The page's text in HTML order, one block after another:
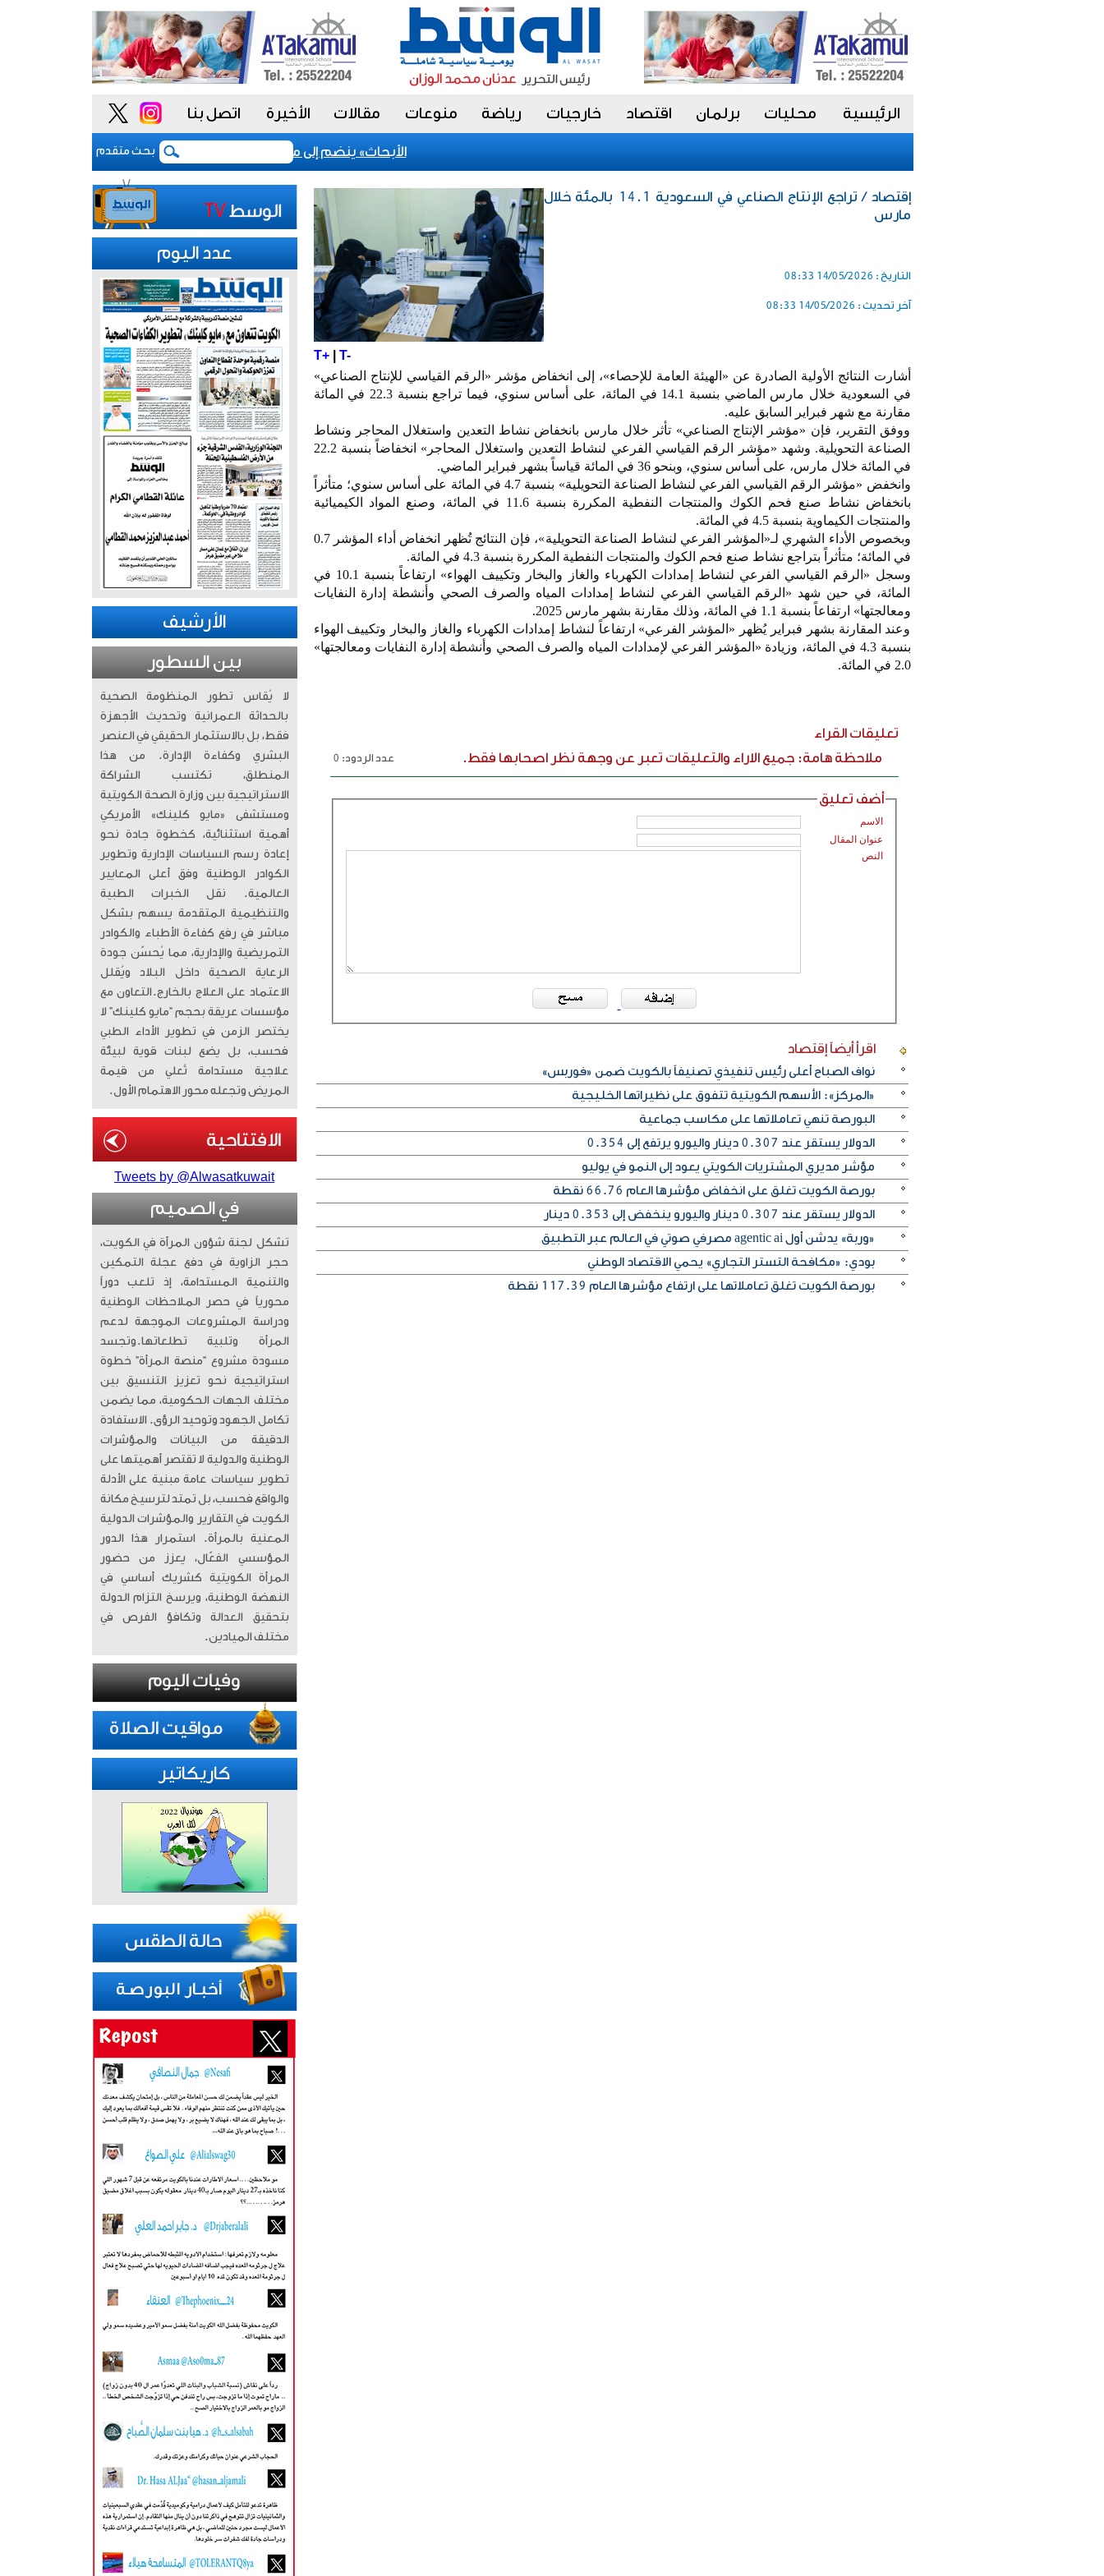
الرئيسية محليات برلمان اقتصاد خارجيات رياضة منوعات مقالات الأخيرة اتصل بنا
بحث متقدم
«الأبحاث» ينضم إلى مشروع «أداء» للسلوك الوظيفي لتعزيز «النزاهة
إقتصاد / تراجع الإنتاج الصناعي في السعودية 14.1 بالمئة خلال
مارس
التاريخ : 14/05/2026 08:33
آخر تحديث : 14/05/2026 08:33
T+| T-
أشارت النتائج الأولية الصادرة عن «الهيئة العامة للإحصاء»، إلى انخفاض مؤشر «الرقم القياسي للإنتاج الصناعي»
في السعودية خلال مارس الماضي بنسبة 14.1 في المائة، على أساس سنوي، فيما تراجع بنسبة 22.3 في المائة
مقارنة مع شهر فبراير السابق عليه.
ووفق التقرير، فإن «مؤشر الإنتاج الصناعي» تأثر خلال مارس بانخفاض نشاط التعدين واستغلال المحاجر ونشاط
الصناعة التحويلية. وشهد «مؤشر الرقم القياسي الفرعي لنشاط التعدين واستغلال المحاجر» انخفاضاً بنسبة 22.2
في المائة خلال مارس، على أساس سنوي، وبنحو 36 في المائة قياساً بشهر فبراير الماضي.
وانخفض «مؤشر الرقم القياسي الفرعي لنشاط الصناعة التحويلية» بنسبة 4.7 في المائة على أساس سنوي؛ متأثراً
بانخفاض نشاط صنع فحم الكوك والمنتجات النفطية المكررة بنسبة 11.6 في المائة، وصنع المواد الكيميائية
والمنتجات الكيماوية بنسبة 4.5 في المائة.
وبخصوص الأداء الشهري لـ«المؤشر الفرعي لنشاط الصناعة التحويلية»، فإن النتائج تُظهر انخفاض أداء المؤشر 0.7
في المائة؛ متأثراً بتراجع نشاط صنع فحم الكوك والمنتجات النفطية المكررة بنسبة 4.3 في المائة.
وسجل «الرقم القياسي الفرعي لنشاط إمدادات الكهرباء والغاز والبخار وتكييف الهواء» ارتفاعاً بنسبة 10.1 في
المائة، في حين شهد «الرقم القياسي الفرعي لنشاط إمدادات المياه والصرف الصحي وأنشطة إدارة النفايات
ومعالجتها» ارتفاعاً بنسبة 1.1 في المائة، وذلك مقارنة بشهر مارس 2025.
وعند المقارنة بشهر فبراير يُظهر «المؤشر الفرعي» ارتفاعاً لنشاط إمدادات الكهرباء والغاز والبخار وتكييف الهواء
بنسبة 4.3 في المائة، وزيادة «المؤشر الفرعي لإمدادات المياه والصرف الصحي وأنشطة إدارة النفايات ومعالجتها»
2.0 في المائة.
تعليقات القراء
ملاحظة هامة: جميع الاراء والتعليقات تعبر عن وجهة نظر اصحابها فقط.
عدد الردود: 0
أضف تعليق
الاسم
عنوان المقال
النص
اقرأ أيضاًإقتصاد
نواف الصباح أعلى رئيس تنفيذي تصنيفاً بالكويت ضمن «فوربس»
«المركز»: الأسهم الكويتية تتفوق على نظيراتها الخليجية
البورصة تنهي تعاملاتها على مكاسب جماعية
الدولار يستقر عند 0.307 دينار واليورو يرتفع إلى 0.354
مؤشر مديري المشتريات الكويتي يعود إلى النمو في يوليو
بورصة الكويت تغلق على انخفاض مؤشرها العام 66.76 نقطة
الدولار يستقر عند 0.307 دينار واليورو ينخفض إلى 0.353 دينار
«وربة» يدشن أول agentic ai مصرفي صوتي في العالم عبر التطبيق
بودي: «مكافحة التستر التجاري» يحمي الاقتصاد الوطني
بورصة الكويت تغلق تعاملاتها على ارتفاع مؤشرها العام 117.39 نقطة
عدد اليوم
الأرشيف
بين السطور
لا يُقاس تطور المنظومة الصحية
بالحداثة العمرانية وتحديث الأجهزة
فقط، بل بالاستثمار الحقيقي في العنصر
البشري وكفاءة الإدارة. من هذا
المنطلق، تكتسب الشراكة
الاستراتيجية بين وزارة الصحة الكويتية
ومستشفى «مايو كلينك» الأمريكي
أهمية استثنائية، كخطوة جادة نحو
إعادة رسم السياسات الإدارية وتطوير
الكوادر الوطنية وفق أعلى المعايير
العالمية. ​ نقل الخبرات الطبية
والتنظيمية المتقدمة يسهم بشكل
مباشر في رفع كفاءة الأطباء والكوادر
التمريضية والإدارية، مما يُحسّن جودة
الرعاية الصحية داخل البلاد ويُقلل
الاعتماد على العلاج بالخارج. ​التعاون مع
مؤسسات عريقة بحجم “مايو كلينك” لا
يختصر الزمن في تطوير الأداء الطبي
فحسب، بل يضع لبنات قوية لبيئة
علاجية مستدامة تُعلي من قيمة
المريض وتجعله محور الاهتمام الأول.
Tweets by @Alwasatkuwait
في الصميم
تشكل لجنة شؤون المرأة في الكويت،
حجر الزاوية في دفع عجلة التمكين
والتنمية المستدامة، إذ تلعب دوراً
محورياً في حصر الملاحظات الوطنية
ودراسة المشروعات الموجهة لدعم
المرأة وتلبية تطلعاتها. ​وتجسد
مسودة مشروع “منصة المرأة” خطوة
استراتيجية نحو تعزيز التنسيق بين
مختلف الجهات الحكومية، مما يضمن
تكامل الجهود وتوحيد الرؤى. الاستفادة
الدقيقة من البيانات والمؤشرات
الوطنية والدولية لا تقتصر أهميتها على
تطوير سياسات عامة مبنية على الأدلة
والواقع فحسب، بل تمتد لترسيخ مكانة
الكويت في التقارير والمؤشرات الدولية
المعنية بالمرأة. ​ استمرار هذا الدور
المؤسسي الفعّال، يعزز من حضور
المرأة الكويتية كشريك أساسي في
النهضة الوطنية، ويرسخ التزام الدولة
بتحقيق العدالة وتكافؤ الفرص في
مختلف الميادين.
كاريكاتير